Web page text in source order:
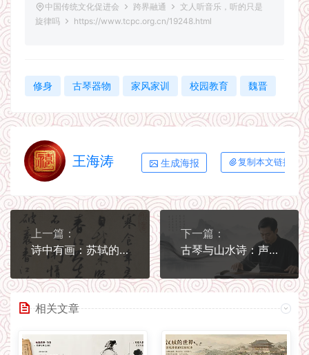
中国传统文化促进会 跨界融通
文人听音乐，听的只是
旋律吗
https://www.tcpc.org.cn/19248.html
修身 古琴器物 家风家训 校园教育 魏晋
王海涛 生成海报 复制本文链接
上一篇：
诗中有画：苏轼的艺术实践给今天的启发
下一篇：
古琴与山水诗：声音如何生成画面
相关文章